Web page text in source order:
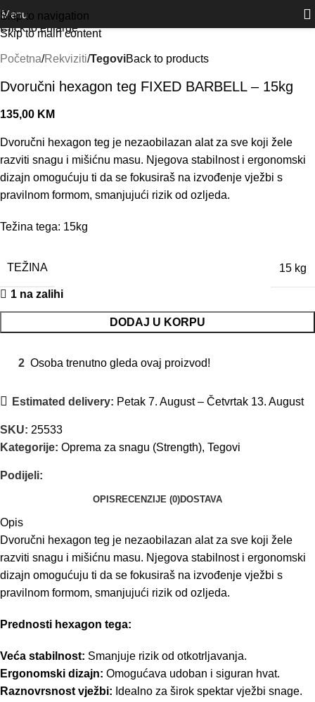
Skip to navigation
Skip to main content
Outlet
Menu
Click to enlarge
Početna Rekviziti TegoviBack to products
Dvoručni hexagon teg FIXED BARBELL – 15kg
135,00 KM
Dvoručni hexagon teg je nezaobilazan alat za sve koji žele
razviti snagu i mišićnu masu. Njegova stabilnost i ergonomski
dizajn omogućuju ti da se fokusiraš na izvođenje vježbi s
pravilnom formom, smanjujući rizik od ozljeda.
Težina tega: 15kg
TEŽINA 15 kg
1 na zalihi
DODAJ U KORPU
2 Osoba trenutno gleda ovaj proizvod!
Estimated delivery: Petak 7. August – Četvrtak 13. August
SKU: 25533
Kategorije: Oprema za snagu (Strength), Tegovi
Podijeli:
OPIS RECENZIJE (0)DOSTAVA
Opis
Dvoručni hexagon teg je nezaobilazan alat za sve koji žele
razviti snagu i mišićnu masu. Njegova stabilnost i ergonomski
dizajn omogućuju ti da se fokusiraš na izvođenje vježbi s
pravilnom formom, smanjujući rizik od ozljeda.
Prednosti hexagon tega:
Veća stabilnost: Smanjuje rizik od otkotrljavanja.
Ergonomski dizajn: Omogućava udoban i siguran hvat.
Raznovrsnost vježbi: Idealno za širok spektar vježbi snage.